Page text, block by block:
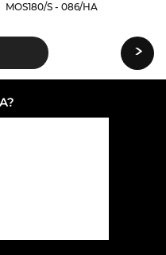
MOS180/S - 086/HA
›